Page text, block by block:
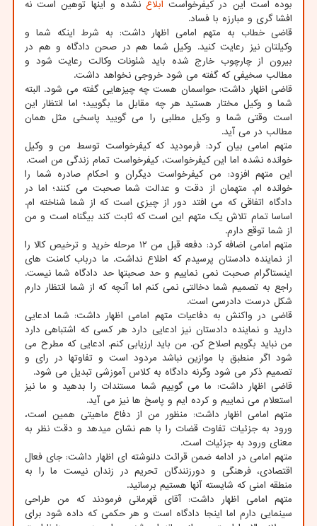
بوده است این در کیفرخواست ابلاغنشده و اینها توهین است نه
افشا گری و مبارزه با فساد.
قاضی خطاب به متهم امامی اظهار داشت: به شرط اینکه شما و
وکیلتان نیز رعایت کنید. وکیل شما هم در صحن دادگاه و هم در
بیرون از چارچوب خارج شده باید شئونات وکالت رعایت شود و
مطالب سخیفی که گفته می شود خروجی نخواهد داشت.
قاضی اظهار داشت: حواسمان هست چه چیزهایی گفته می شود. البته
شما و وکیل مختار هستید هر چه مقابل ما بگویید؛ اما انتظار این
است وقتی شما و وکیل مطلبی را می گویید پاسخی مثل همان
مطالب در می آید.
متهم امامی بیان کرد: فرمودید که کیفرخواست توسط من و وکیل
خوانده نشده اما این کیفرخواست، کیفرخواست تمام زندگی من است.
این متهم افزود: من کیفرخواست دیگران و احکام صادره شما را
خوانده ام. متهمان از دقت و عدالت شما صحبت می کنند؛ اما در
دادگاه اتفاقی که می افتد دور از چیزی است که از شما شناخته ام.
اساسا تمام تلاش یک متهم این است که ثابت کند بیگناه است و من
از شما توقع دارم.
متهم امامی اضافه کرد: دفعه قبل من ۱۲ مرحله خرید و ترخیص کالا را
از نماینده دادستان پرسیدم که اطلاع نداشت. ما درباب کامنت های
اینستاگرام صحبت نمی نماییم و حد صحبتها حد دادگاه شما نیست.
راجع به تصمیم شما دخالتی نمی کنم اما آنچه که از شما انتظار دارم
شکل درست دادرسی است.
قاضی در واکنش به دفاعیات متهم امامی اظهار داشت: شما ادعایی
دارید و نماینده دادستان نیز ادعایی دارد هر کسی که اشتباهی دارد
من نباید بگویم اصلاح کن. من باید ارزیابی کنم. ادعایی که مطرح می
شود اگر منطبق با موازین نباشد مردود است و تفاوتها در رای و
تصمیم ذکر می شود وگرنه دادگاه به کلاس آموزشی تبدیل می شود.
قاضی اظهار داشت: ما می گوییم شما مستندات را بدهید و ما نیز
استعلام می نماییم و کرده ایم و پاسخ ها نیز می آید.
متهم امامی اظهار داشت: منظور من از دفاع ماهیتی همین است،
ورود به جزئیات تفاوت قضات را با هم نشان میدهد و دقت نظر به
معنای ورود به جزئیات است.
متهم امامی در ادامه ضمن قرائت دلنوشته ای اظهار داشت: جای فعال
اقتصادی، فرهنگی و دورزنندگان تحریم در زندان نیست ما را به
منطقه امنی که شایسته آنها هستیم برسانید.
متهم امامی اظهار داشت: آقای قهرمانی فرمودند که من طراحی
سینمایی دارم اما اینجا دادگاه است و هر حکمی که داده شود برای